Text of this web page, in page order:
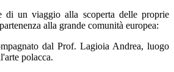
di un viaggio alla scoperta delle proprie
alla grande comunità europea:
dal Prof. Lagioia Andrea, luogo
polacca.